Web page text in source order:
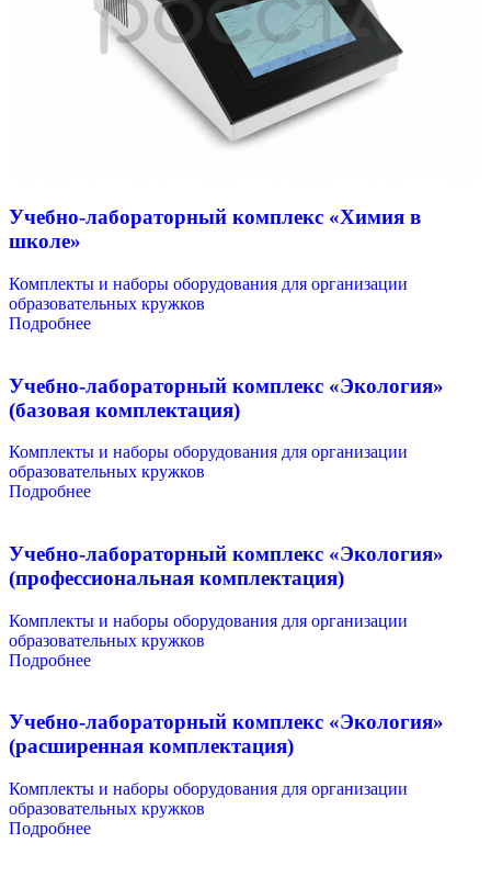
Учебно-лабораторный комплекс «Химия в
школе»
Комплекты и наборы оборудования для организации
образовательных кружков
Подробнее
Учебно-лабораторный комплекс «Экология»
(базовая комплектация)
Комплекты и наборы оборудования для организации
образовательных кружков
Подробнее
Учебно-лабораторный комплекс «Экология»
(профессиональная комплектация)
Комплекты и наборы оборудования для организации
образовательных кружков
Подробнее
Учебно-лабораторный комплекс «Экология»
(расширенная комплектация)
Комплекты и наборы оборудования для организации
образовательных кружков
Подробнее